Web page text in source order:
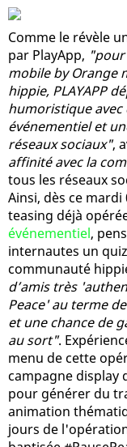
Comme le révèle
par PlayApp,
mobile by Orange
hippie, PLAYAPP
humoristique avec
événementiel et
réseaux sociaux",
affinité avec la
tous les réseaux
Ainsi, dès ce
teasing déjà
événementiel,
internautes un
communauté
d’amis très
Peace' au terme
et une chance de
au sort".
menu de cette
campagne display
pour générer du
animation
jours de